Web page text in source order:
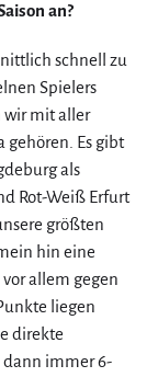
an?
schnell zu
Spielers
wir mit aller
gehören. Es gibt
als
Rot-Weiß Erfurt
größten
hin eine
allem gegen
liegen
direkte
dann immer 6-